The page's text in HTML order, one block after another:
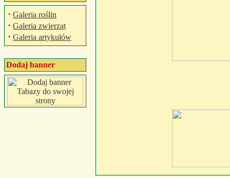
· Galeria roślin
· Galeria zwierząt
· Galeria artykułów
Dodaj banner